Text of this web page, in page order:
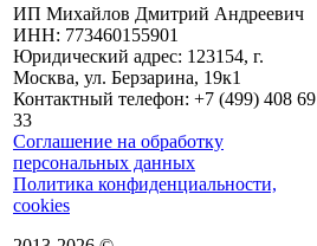
ИП Михайлов Дмитрий Андреевич
ИНН: 773460155901
Юридический адрес: 123154, г.
Москва, ул. Берзарина, 19к1
Контактный телефон: +7 (499) 408 69
33
Соглашение на обработку
персональных данных
Политика конфиденциальности,
cookies